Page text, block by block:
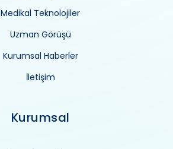
Medikal Teknolojiler
Uzman Görüşü
Kurumsal Haberler
İletişim
Kurumsal